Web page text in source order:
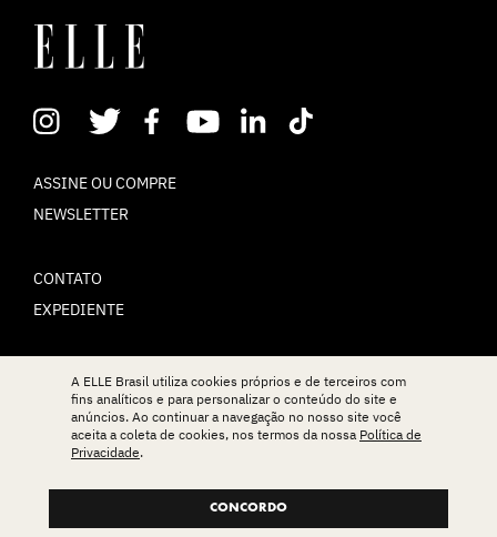
ASSINE OU COMPRE
NEWSLETTER
CONTATO
EXPEDIENTE
POLÍTICA DE PRIVACIDADE
TERMOS DE USO
A ELLE Brasil utiliza cookies próprios e de terceiros com
fins analíticos e para personalizar o conteúdo do site e
anúncios. Ao continuar a navegação no nosso site você
aceita a coleta de cookies, nos termos da nossa Política de
Privacidade.
CONCORDO